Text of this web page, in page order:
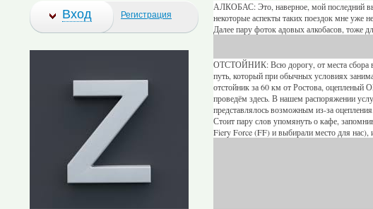
АЛКОБАС: Это, наверное, мой последний
некоторые аспекты таких поездок мне уже
Далее пару фоток адовых алкобасов, тоже
ОТСТОЙНИК: Всю дорогу, от места сбора в
путь, который при обычных условиях
отстойник за 60 км от Ростова, оцепленый
проведём здесь. В нашем распоряжении
представлялось возможным из-за
Стоит пару слов упомянуть о кафе,
Fiery Force (FF) и выбирали место для
Вход Регистрация